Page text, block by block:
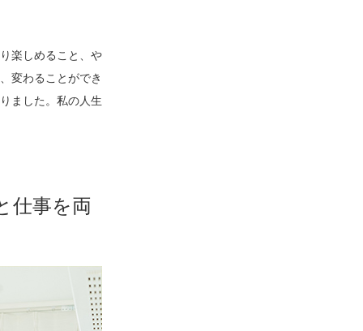
楽しめること、や
変わることができ
ました。私の人生
仕事を両